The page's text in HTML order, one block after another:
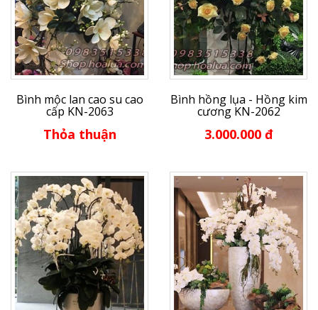
Bình mộc lan cao su cao
cấp KN-2063
Thỏa thuận
Bình hồng lụa - Hồng kim
cương KN-2062
3.000.000 đ